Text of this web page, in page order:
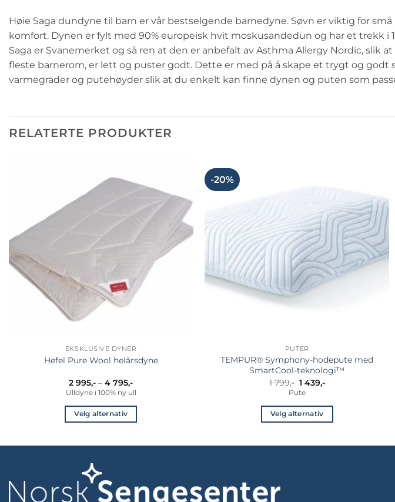
Høie Saga dundyne til barn er vår bestselgende barnedyne. Søvn er viktig for
komfort. Dynen er fylt med 90% europeisk hvit moskusandedun og har et trekk
Saga er Svanemerket og så ren at den er anbefalt av Asthma Allergy Nordic,
fleste barnerom, er lett og puster godt. Dette er med på å skape et trygt og godt
varmegrader og putehøyder slik at du enkelt kan finne dynen og puten som
RELATERTE PRODUKTER
EKSKLUSIVE DYNER
Hefel Pure Wool helårsdyne
2 995,- – 4 795,-Prisområde:
2
995,-
til
795,-
Ulldyne i 100% ny ull
Velg alternativ
varianter.
Alternativene
-20%
PUTER
TEMPUR® Symphony-hodepute med
SmartCool-teknologi™
1 799,- Opprinnelig
pris
var:
1
799,-.
1 439,-Nåværende
1
Pute
Velg alternativ